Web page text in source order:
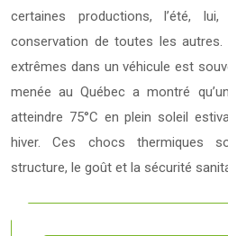
certaines productions, l’été,
conservation de toutes les autres.
extrêmes dans un véhicule est
menée au Québec a montré
atteindre 75°C en plein soleil
hiver. Ces chocs thermiques
structure, le goût et la sécurité